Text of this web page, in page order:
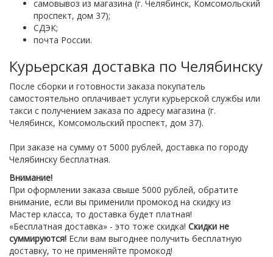
самовывоз из магазина (г. Челябинск, Комсомольский
проспект, дом 37);
СДЭК;
почта России.
Курьерская доставка по Челябинску
После сборки и готовности заказа покупатель
самостоятельно оплачивает услуги курьерской службы или
такси с получением заказа по адресу магазина (г.
Челябинск, Комсомольский проспект, дом 37).
При заказе на сумму от 5000 рублей, доставка по городу
Челябинску бесплатная.
Внимание!
При оформлении заказа свыше 5000 рублей, обратите
внимание, если вы применили промокод на скидку из
Мастер класса, то доставка будет платная!
«Бесплатная доставка» - это тоже скидка! Скидки не
суммируются! Если вам выгоднее получить бесплатную
доставку, то не применяйте промокод!